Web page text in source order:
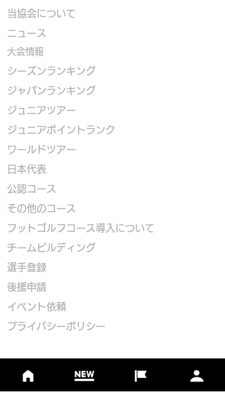
​当協会について
​ニュース
大会情報
シーズンランキング
ジャパンランキング
ジュニアツアー
ジュニアポイントランク
​ワールドツアー
​​日本代表
公認コース
​その他のコース
​ フットゴルフコース導入について
​チームビルディング
選手登録​
​後援申請
​イベント依頼
プライバシーポリシー